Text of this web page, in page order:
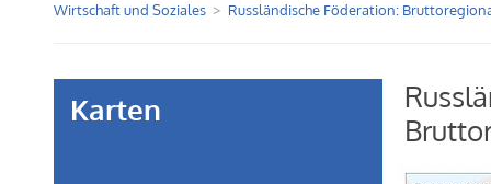
Wirtschaft und Soziales Russländische Föderation:
Karten